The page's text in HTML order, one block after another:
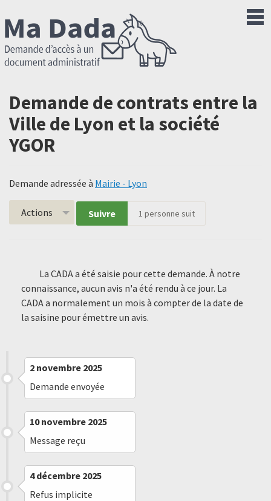
Demande de contrats entre la
Ville de Lyon et la société
YGOR
Demande adressée à Mairie - Lyon
Actions Suivre 1 personne suit
La CADA a été saisie pour cette demande. À notre
connaissance, aucun avis n'a été rendu à ce jour. La
CADA a normalement un mois à compter de la date de
la saisine pour émettre un avis.
2 novembre 2025
Demande envoyée
10 novembre 2025
Message reçu
4 décembre 2025
Refus implicite